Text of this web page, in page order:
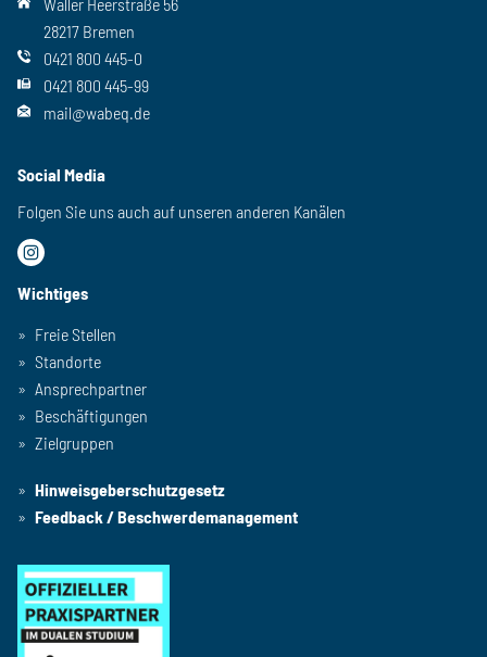
28217 Bremen
0421 800 445-0
0421 800 445-99
mail@wabeq.de
Social Media
Folgen Sie uns auch auf unseren anderen Kanälen
Wichtiges
Freie Stellen
Standorte
Ansprechpartner
Beschäftigungen
Zielgruppen
Hinweisgeberschutzgesetz
Feedback / Beschwerdemanagement